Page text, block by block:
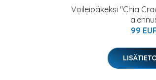
Voileipäkeksi "Chia
99